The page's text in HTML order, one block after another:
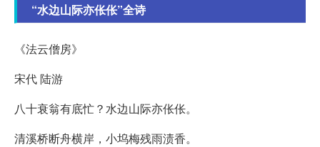
“水边山际亦伥伥”全诗
《法云僧房》
宋代 陆游
八十衰翁有底忙？水边山际亦伥伥。
清溪桥断舟横岸，小坞梅残雨渍香。